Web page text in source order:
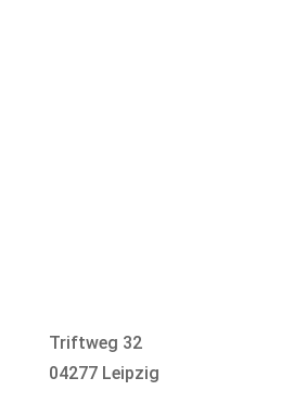
Triftweg 32
04277 Leipzig